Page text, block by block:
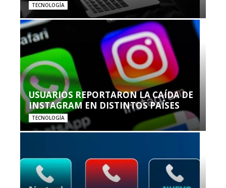
TECNOLOGÍA
USUARIOS REPORTARON LA CAÍDA DE
INSTAGRAM EN DISTINTOS PAÍSES
TECNOLOGÍA